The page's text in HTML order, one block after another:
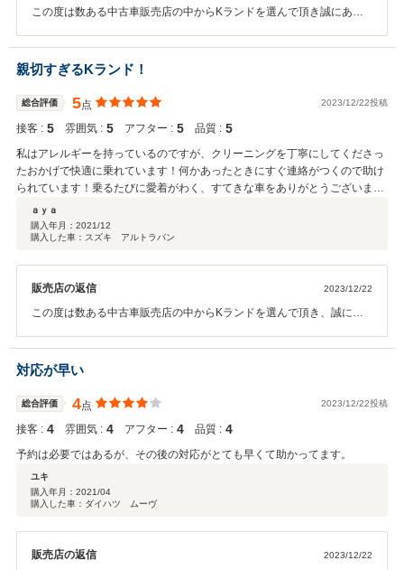
この度は数ある中古車販売店の中からKランドを選んで頂き誠にあり
ので今後ともメンテナンスやお車の事でご不明な点等ございました
ら、いつでもお気軽にご来店くださいませ(*^^*)
親切すぎるKランド！
総合評価 5点 2023/12/22投稿
接客 : 5 雰囲気 : 5 アフター : 5 品質 : 5
私はアレルギーを持っているのですが、クリーニングを丁寧にしてくださっ
たおかげで快適に乗れています！何かあったときにすぐ連絡がつくので助け
られています！乗るたびに愛着がわく、すてきな車をありがとうございまし
た。スタッフさん全員がいつも笑顔で向かてくれて嬉しいです。Kランドで
購入して本当に良かったです！アフターフォローも感謝です。
ａｙａ
購入年月： 2021/12
購入した車：スズキ アルトラパン
販売店の返信 2023/12/22
この度は数ある中古車販売店の中からKランドを選んで頂き、誠にあ
かったです。これからも良いカーライフをお過ごしください！
対応が早い
総合評価 4点 2023/12/22投稿
接客 : 4 雰囲気 : 4 アフター : 4 品質 : 4
予約は必要ではあるが、その後の対応がとても早くて助かってます。
ユキ
購入年月： 2021/04
購入した車：ダイハツ ムーヴ
販売店の返信 2023/12/22